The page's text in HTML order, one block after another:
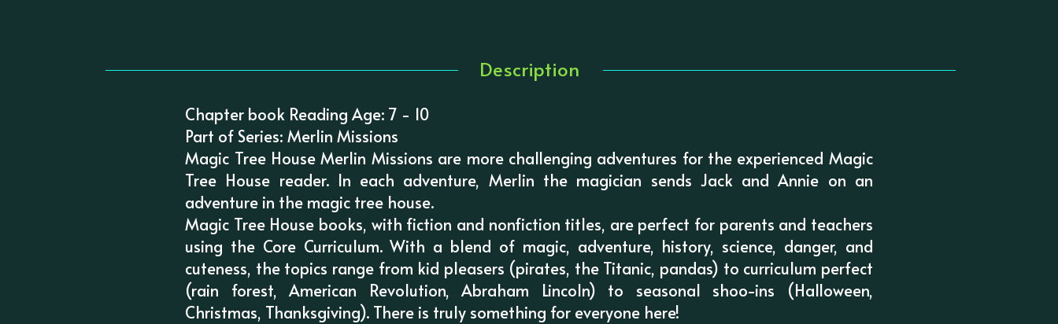
Description
Chapter book Reading Age: 7 - 10
Part of Series: Merlin Missions
Magic Tree House Merlin Missions are more challenging adventures for the experienced Magic
Tree House reader. In each adventure, Merlin the magician sends Jack and Annie on an
adventure in the magic tree house.
Magic Tree House books, with fiction and nonfiction titles, are perfect for parents and teachers
using the Core Curriculum. With a blend of magic, adventure, history, science, danger, and
cuteness, the topics range from kid pleasers (pirates, the Titanic, pandas) to curriculum perfect
(rain forest, American Revolution, Abraham Lincoln) to seasonal shoo-ins (Halloween,
Christmas, Thanksgiving). There is truly something for everyone here!